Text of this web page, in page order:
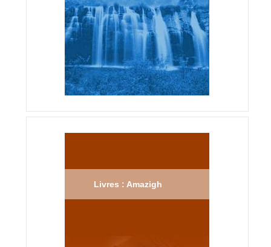
Livres : Amazigh